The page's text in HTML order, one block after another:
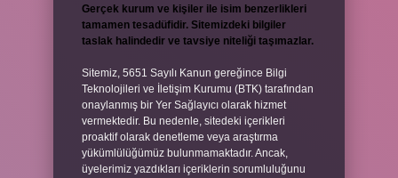
Gerçek kurum ve kişiler ile isim benzerlikleri
tamamen tesadüfidir. Sitemizdeki bilgiler
taslak halindedir ve tavsiye niteliği taşımazlar.
Sitemiz, 5651 Sayılı Kanun gereğince Bilgi
Teknolojileri ve İletişim Kurumu (BTK) tarafından
onaylanmış bir Yer Sağlayıcı olarak hizmet
vermektedir. Bu nedenle, sitedeki içerikleri
proaktif olarak denetleme veya araştırma
yükümlülüğümüz bulunmamaktadır. Ancak,
üyelerimiz yazdıkları içeriklerin sorumluluğunu